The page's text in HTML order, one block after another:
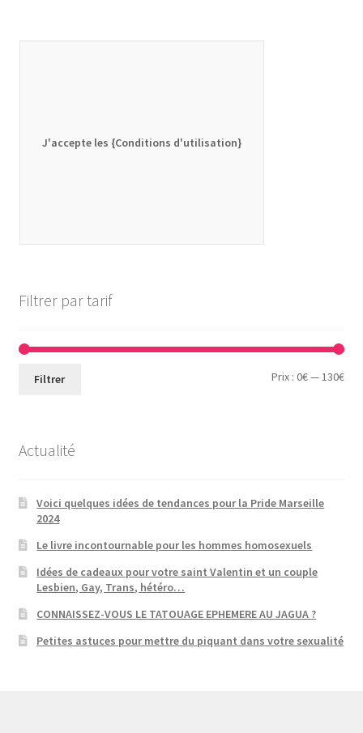
J'accepte les {Conditions d'utilisation}
Filtrer par tarif
Prix
Prix
Filtrer Prix :0€— 130€
Actualité
Voici quelques idées de tendances pour la Pride Marseille
2024
Le livre incontournable pour les hommes homosexuels
Idées de cadeaux pour votre saint Valentin et un couple
Lesbien, Gay, Trans, hétéro…
CONNAISSEZ-VOUS LE TATOUAGE EPHEMERE AU JAGUA ?
Petites astuces pour mettre du piquant dans votre sexualité